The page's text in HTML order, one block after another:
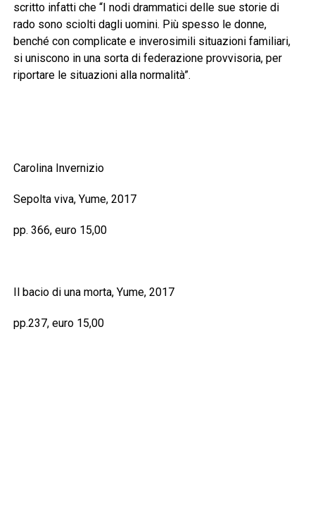
scritto infatti che “I nodi drammatici delle sue storie di
rado sono sciolti dagli uomini. Più spesso le donne,
benché con complicate e inverosimili situazioni familiari,
si uniscono in una sorta di federazione provvisoria, per
riportare le situazioni alla normalità”.
Carolina Invernizio
Sepolta viva, Yume, 2017
pp. 366, euro 15,00
Il bacio di una morta, Yume, 2017
pp.237, euro 15,00